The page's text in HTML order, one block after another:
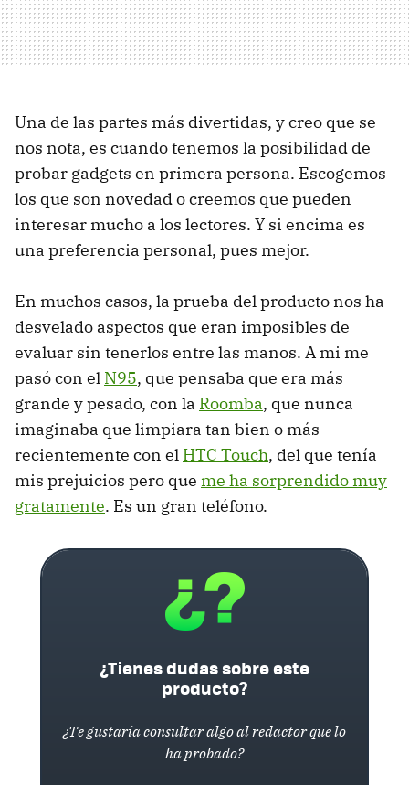
Una de las partes más divertidas, y creo que se
nos nota, es cuando tenemos la posibilidad de
probar gadgets en primera persona. Escogemos
los que son novedad o creemos que pueden
interesar mucho a los lectores. Y si encima es
una preferencia personal, pues mejor.
En muchos casos, la prueba del producto nos ha
desvelado aspectos que eran imposibles de
evaluar sin tenerlos entre las manos. A mi me
pasó con el N95, que pensaba que era más
grande y pesado, con la Roomba, que nunca
imaginaba que limpiara tan bien o más
recientemente con el HTC Touch, del que tenía
mis prejuicios pero que me ha sorprendido muy
gratamente. Es un gran teléfono.
¿Tienes dudas sobre este
producto?
¿Te gustaría consultar algo al redactor que lo
ha probado?